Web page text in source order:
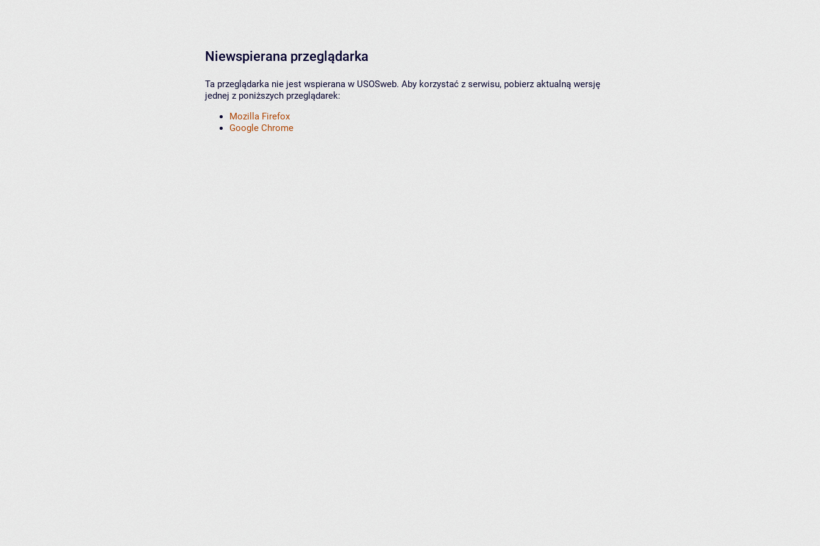
Niewspierana przeglądarka
Ta przeglądarka nie jest wspierana w USOSweb. Aby korzystać z serwisu, pobierz aktualną wersję
jednej z poniższych przeglądarek:
Mozilla Firefox
Google Chrome